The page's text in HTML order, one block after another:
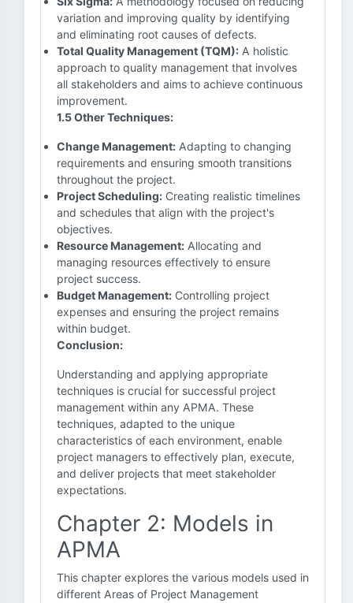
variation and improving quality by identifying
and eliminating root causes of defects.
Total Quality Management (TQM): A holistic
approach to quality management that involves
all stakeholders and aims to achieve continuous
improvement.
1.5 Other Techniques:
Change Management: Adapting to changing
requirements and ensuring smooth transitions
throughout the project.
Project Scheduling: Creating realistic timelines
and schedules that align with the project's
objectives.
Resource Management: Allocating and
managing resources effectively to ensure
project success.
Budget Management: Controlling project
expenses and ensuring the project remains
within budget.
Conclusion:
Understanding and applying appropriate
techniques is crucial for successful project
management within any APMA. These
techniques, adapted to the unique
characteristics of each environment, enable
project managers to effectively plan, execute,
and deliver projects that meet stakeholder
expectations.
Chapter 2: Models in
APMA
This chapter explores the various models used in
different Areas of Project Management